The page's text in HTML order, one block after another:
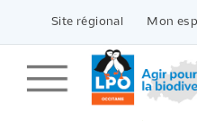
contenu
Site régional Mon